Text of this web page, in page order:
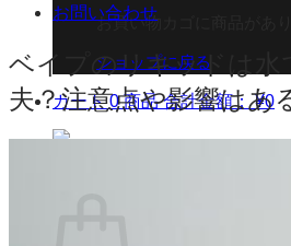
お買い物カゴに商品があり
ショップに戻る
カート0 商品 合計金額：¥0
お問い合わせ
ベイプのリキッドは水
夫？注意点や影響はあ